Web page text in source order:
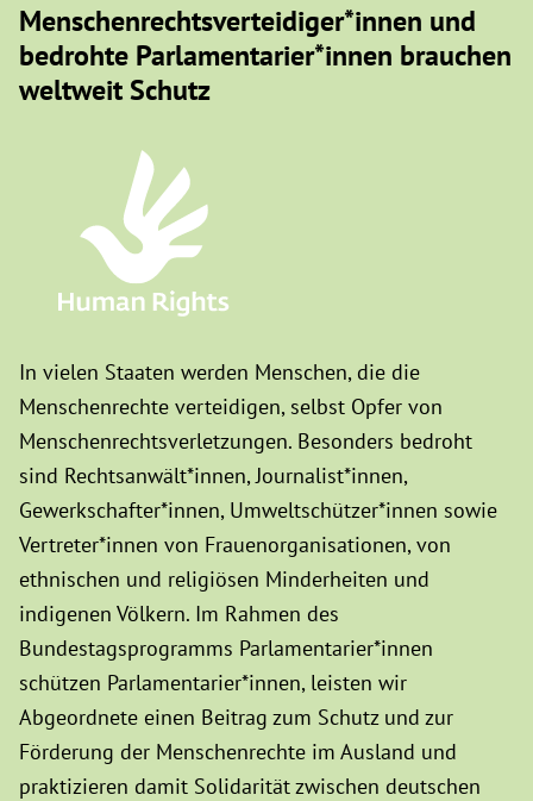
Menschenrechtsverteidiger*innen und
bedrohte Parlamentarier*innen brauchen
weltweit Schutz
In vielen Staaten werden Menschen, die die
Menschenrechte verteidigen, selbst Opfer von
Menschenrechtsverletzungen. Besonders bedroht
sind Rechtsanwält*innen, Journalist*innen,
Gewerkschafter*innen, Umweltschützer*innen sowie
Vertreter*innen von Frauenorganisationen, von
ethnischen und religiösen Minderheiten und
indigenen Völkern. Im Rahmen des
Bundestagsprogramms Parlamentarier*innen
schützen Parlamentarier*innen, leisten wir
Abgeordnete einen Beitrag zum Schutz und zur
Förderung der Menschenrechte im Ausland und
praktizieren damit Solidarität zwischen deutschen